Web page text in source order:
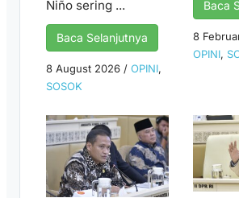
Niño sering ...
Baca Selanjutnya
8 August 2026 / OPINI,
SOSOK
Baca
8
OPINI,